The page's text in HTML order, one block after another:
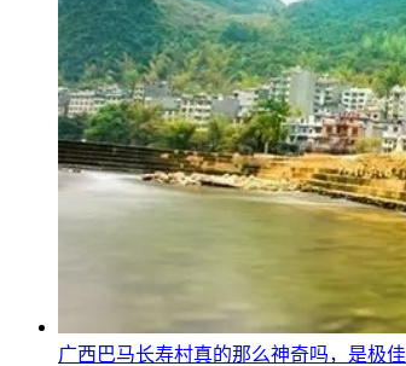
广西巴马长寿村真的那么神奇吗，是极